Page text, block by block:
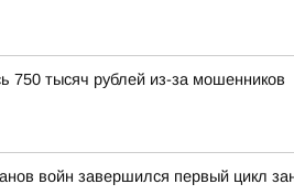
750 тысяч рублей из-за мошенников
войн завершился первый цикл